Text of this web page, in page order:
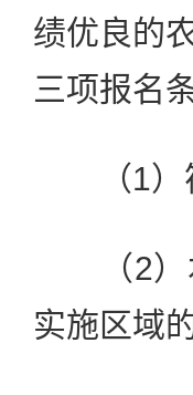
绩优良的
三项报名
（1）符
（2）本
实施区域